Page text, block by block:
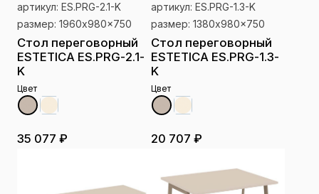
артикул: ES.PRG-2.1-K
размер: 1960x980x750
Стол переговорный
ESTETICA ES.PRG-2.1-
K
Цвет
35 077 ₽
артикул: ES.PRG-1.3-K
размер: 1380x980x750
Стол переговорный
ESTETICA ES.PRG-1.3-
K
Цвет
20 707 ₽